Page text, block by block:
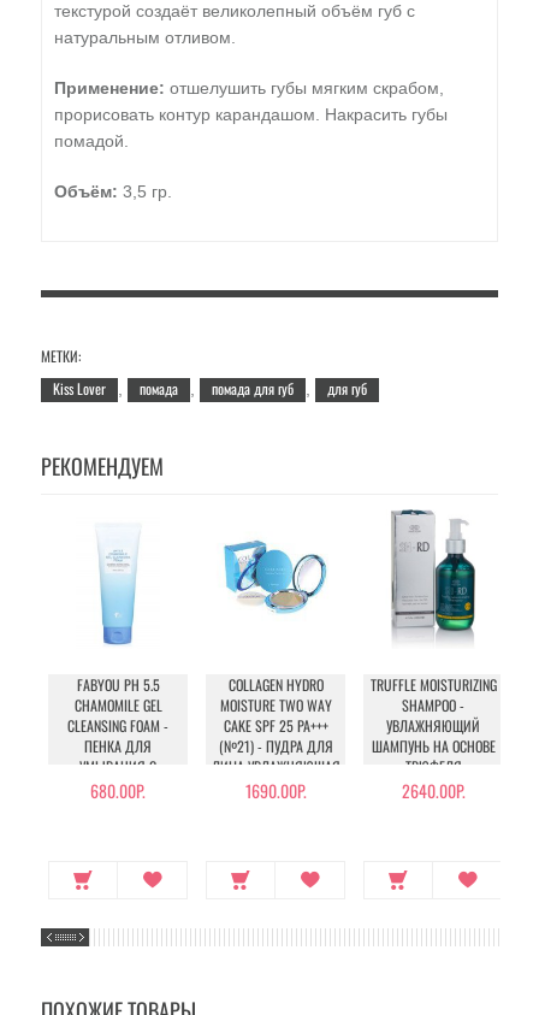
текстурой создаёт великолепный объём губ с
натуральным отливом.
Применение: отшелушить губы мягким скрабом,
прорисовать контур карандашом. Накрасить губы
помадой.
Объём: 3,5 гр.
МЕТКИ:
Kiss Lover
помада помада для губ для губ
РЕКОМЕНДУЕМ
FABYOU PH 5.5
CHAMOMILE GEL
CLEANSING FOAM -
ПЕНКА ДЛЯ
УМЫВАНИЯ С
РОМАШКОЙ
680.00Р.
COLLAGEN HYDRO
MOISTURE TWO WAY
CAKE SPF 25 PA+++
(№21) - ПУДРА ДЛЯ
ЛИЦА УВЛАЖНЯЮЩАЯ
С КОЛЛАГЕНОМ (№21)
1690.00Р.
TRUFFLE MOISTURIZING
SHAMPOO -
УВЛАЖНЯЮЩИЙ
ШАМПУНЬ НА ОСНОВЕ
ТРЮФЕЛЯ
2640.00Р.